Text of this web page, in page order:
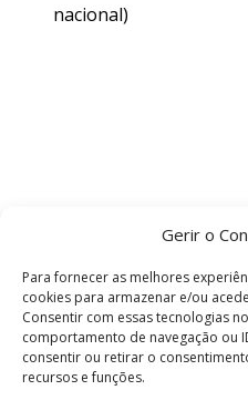
Gerir o
Para fornecer as melhores
cookies para armazenar e/ou
Consentir com essas tecnologias
comportamento de navegação ou
consentir ou retirar o
recursos e funções.
nacional)